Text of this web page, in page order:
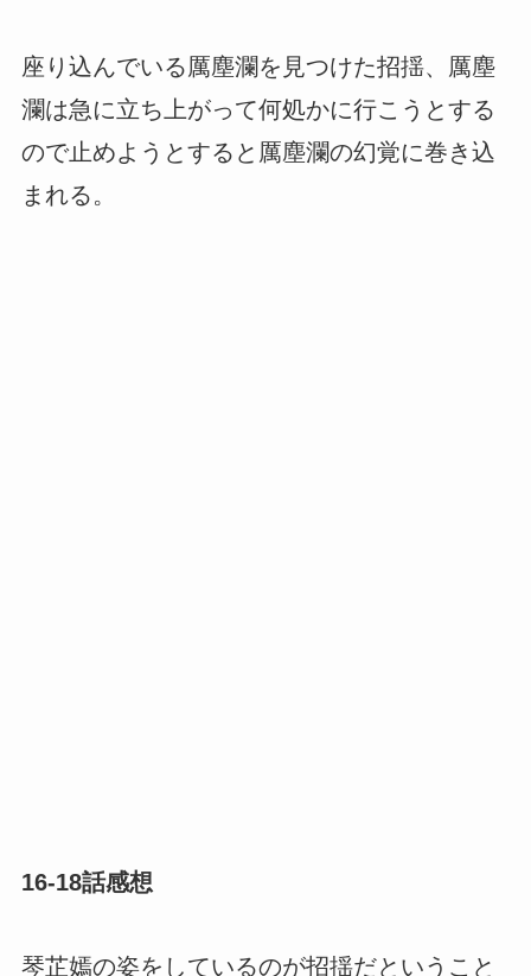
座り込んでいる厲塵瀾を見つけた招揺、厲塵
瀾は急に立ち上がって何処かに行こうとする
ので止めようとすると厲塵瀾の幻覚に巻き込
まれる。
16-18話感想
琴芷嫣の姿をしているのが招揺だということ